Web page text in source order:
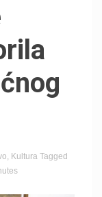
, Kultura Tagged